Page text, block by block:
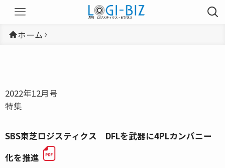
ホーム
2022年12月号
特集
SBS東芝ロジスティクス DFLを武器に4PLカンパニー
化を推進